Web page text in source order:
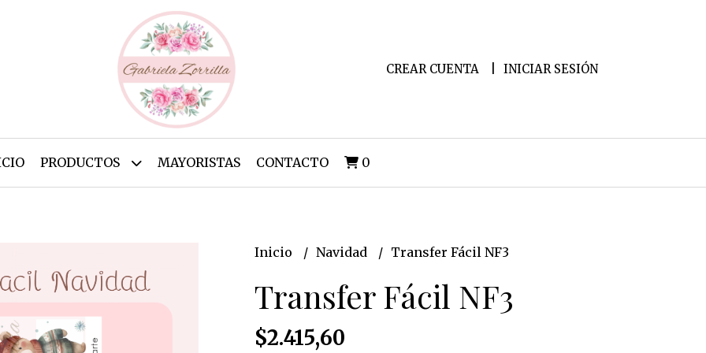
CREAR CUENTA INICIAR SESIÓN
PRODUCTOS MAYORISTAS CONTACTO 0
Inicio Navidad Transfer Fácil NF3
Transfer Fácil NF3
$2.415,60